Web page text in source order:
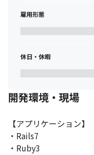
雇用形態
休日・休暇
開発環境・現場
【アプリケーション】
・Rails7
・Ruby3